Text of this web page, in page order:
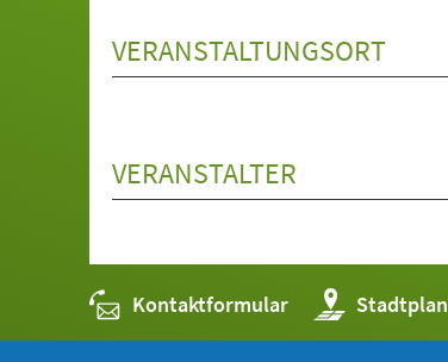
VERANSTALTUNGSORT
VERANSTALTER
Kontaktformular Stadtplan
(Öffnet
in
einem